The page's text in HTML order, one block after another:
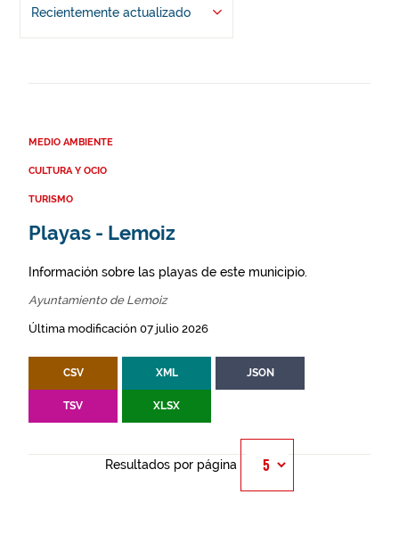
Recientemente actualizado
MEDIO AMBIENTE
CULTURA Y OCIO
TURISMO
Playas - Lemoiz
Información sobre las playas de este municipio.
Ayuntamiento de Lemoiz
Última modificación 07 julio 2026
CSV XML JSON
TSV XLSX
Resultados por página